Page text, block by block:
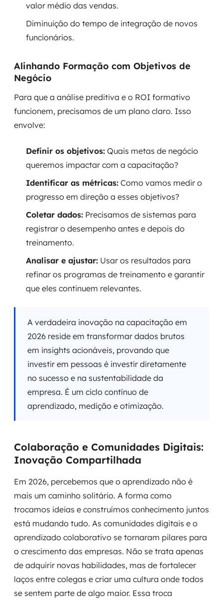
valor médio das vendas.
Diminuição do tempo de integração de novos
funcionários.
Alinhando Formação com Objetivos de
Negócio
Para que a análise preditiva e o ROI formativo
funcionem, precisamos de um plano claro. Isso
envolve:
Definir os objetivos: Quais metas de negócio
queremos impactar com a capacitação?
Identificar as métricas: Como vamos medir o
progresso em direção a esses objetivos?
Coletar dados: Precisamos de sistemas para
registrar o desempenho antes e depois do
treinamento.
Analisar e ajustar: Usar os resultados para
refinar os programas de treinamento e garantir
que eles continuem relevantes.
A verdadeira inovação na capacitação em
2026 reside em transformar dados brutos
em insights acionáveis, provando que
investir em pessoas é investir diretamente
no sucesso e na sustentabilidade da
empresa. É um ciclo contínuo de
aprendizado, medição e otimização.
Colaboração e Comunidades Digitais:
Inovação Compartilhada
Em 2026, percebemos que o aprendizado não é
mais um caminho solitário. A forma como
trocamos ideias e construímos conhecimento juntos
está mudando tudo. As comunidades digitais e o
aprendizado colaborativo se tornaram pilares para
o crescimento das empresas. Não se trata apenas
de adquirir novas habilidades, mas de fortalecer
laços entre colegas e criar uma cultura onde todos
se sentem parte de algo maior. Essa troca